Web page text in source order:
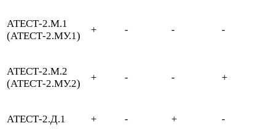
АТЕСТ-2.М.1
(АТЕСТ-2.МУ.1)
+ - - -
АТЕСТ-2.М.2
(АТЕСТ-2.МУ.2)
+ - - +
АТЕСТ-2.Д.1 + - + -